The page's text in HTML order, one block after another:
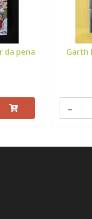
da pena Garth
-